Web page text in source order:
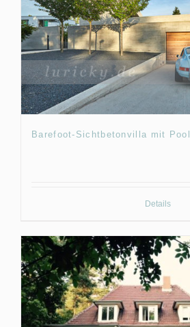
Barefoot-Sichtbetonvilla mit Pool
Details